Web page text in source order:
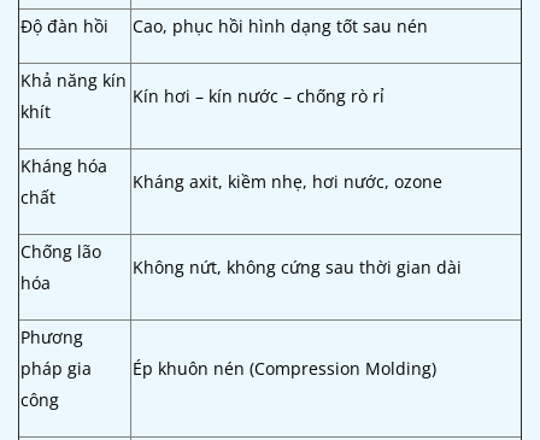
Độ đàn hồi Cao, phục hồi hình dạng tốt sau nén
Khả năng kín
khít
Kín hơi – kín nước – chống rò rỉ
Kháng hóa
chất
Kháng axit, kiềm nhẹ, hơi nước, ozone
Chống lão
hóa
Không nứt, không cứng sau thời gian dài
Phương
pháp gia
công
Ép khuôn nén (Compression Molding)